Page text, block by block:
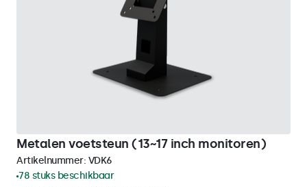
Metalen voetsteun (13~17 inch monitoren)
Artikelnummer: VDK6
78 stuks beschikbaar